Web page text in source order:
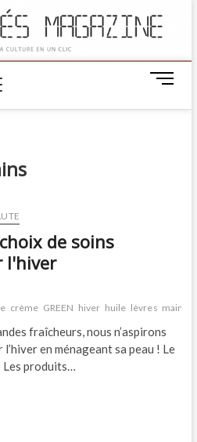
M
n
de soins
l'hiver
crème GREEN hiver huile lèvres mains
fraîcheurs, nous n’aspirons
l’hiver en ménageant sa peau ! Le
Les produits…